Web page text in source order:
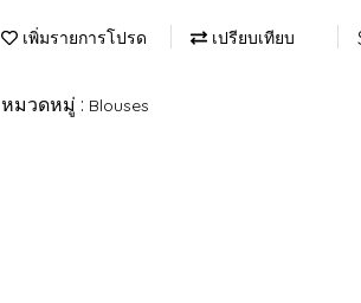
เพิ่มรายการโปรด เปรียบเทียบ
หมวดหมู่ : Blouses